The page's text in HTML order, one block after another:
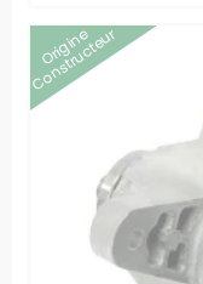
Origine
Constructeur